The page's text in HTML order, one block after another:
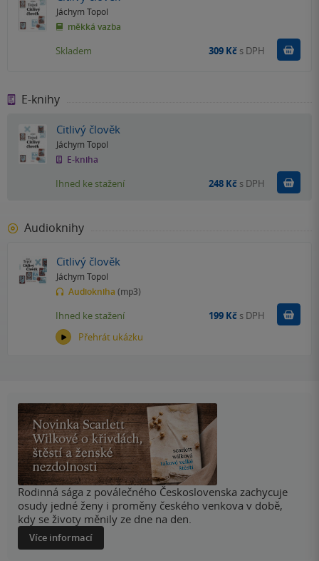
Jáchym Topol
měkká vazba
Skladem 309 Kč s DPH
E-knihy
Citlivý člověk
Jáchym Topol
E-kniha
Ihned ke stažení 248 Kč s DPH Koupit
Audioknihy
Citlivý člověk
Jáchym Topol
Audiokniha (mp3)
Přehrát ukázku
Ihned ke stažení 199 Kč s DPH Koupit
Rodinná sága z poválečného Československa zachycuje
osudy jedné ženy i proměny českého venkova v době,
kdy se životy měnily ze dne na den.
Více informací